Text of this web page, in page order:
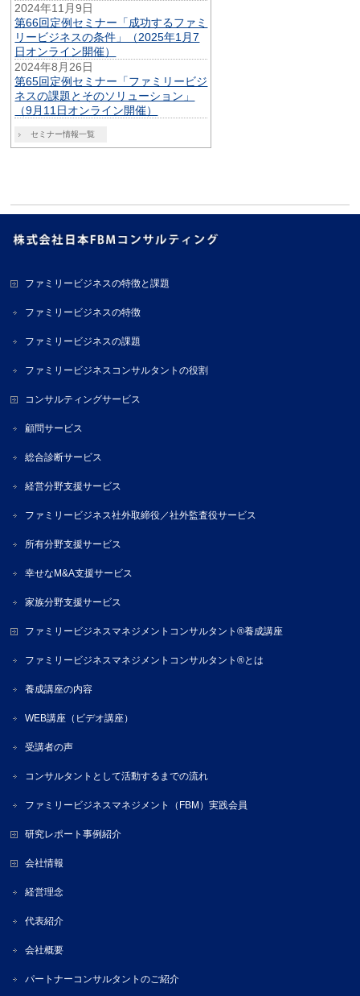
2024年11月9日
第66回定例セミナー「成功するファミ
リービジネスの条件」（2025年1月7
日オンライン開催）
2024年8月26日
第65回定例セミナー「ファミリービジ
ネスの課題とそのソリューション」
（9月11日オンライン開催）
セミナー情報一覧
ファミリービジネスの特徴と課題
ファミリービジネスの特徴
ファミリービジネスの課題
ファミリービジネスコンサルタントの役割
コンサルティングサービス
顧問サービス
総合診断サービス
経営分野支援サービス
ファミリービジネス社外取締役／社外監査役サービス
所有分野支援サービス
幸せなM&A支援サービス
家族分野支援サービス
ファミリービジネスマネジメントコンサルタント®養成講座
ファミリービジネスマネジメントコンサルタント®とは
養成講座の内容
WEB講座（ビデオ講座）
受講者の声
コンサルタントとして活動するまでの流れ
ファミリービジネスマネジメント（FBM）実践会員
研究レポート事例紹介
会社情報
経営理念
代表紹介
会社概要
パートナーコンサルタントのご紹介